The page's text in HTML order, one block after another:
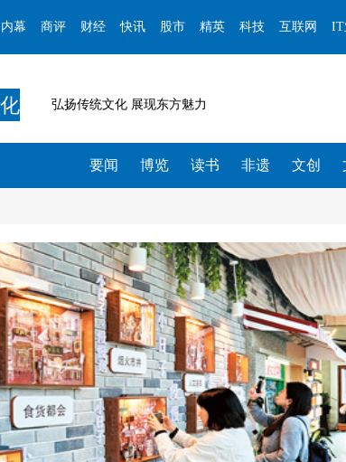
内幕 商评 财经 快讯 股市 精英 科技 互联网 IT
弘扬传统文化 展现东方魅力
要闻 博览 读书 非遗 文创